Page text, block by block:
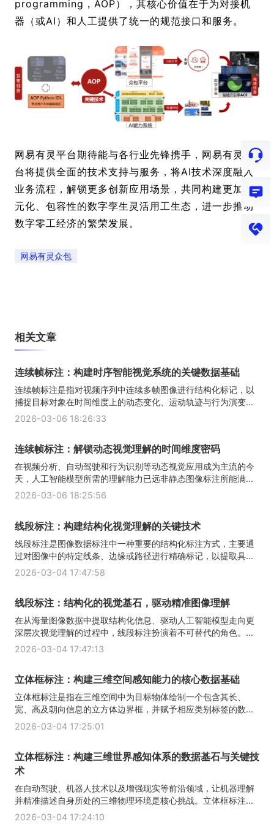
programming，AOP），其核心价值在于为对接机
器（或AI）和人工提供了统一的规范接口和服务。
网易有灵平台期待能与各行业先锋携手，网易有灵平
台将提供全面的技术支持与服务，将AI技术深度融入
业务流程，解锁更多创新应用场景，共同构建更加多
元化、包容性的数字孪生灵活用工生态，进一步推动
数字零工经济的繁荣发展。
网易有灵众包
相关文章
连续帧标注：构建时序智能视觉系统的关键数据基础
连续帧标注是指对视频序列中连续多帧图像进行结构化标记，以
捕捉目标对象在时间维度上的动态变化、运动轨迹与行为演变...
2026-03-06 18:26:33
连续帧标注：解锁动态视觉理解的时间维度密码
在视频分析、自动驾驶和行为识别等动态视觉应用成为主流的今
天，人工智能模型所需的理解能力已远非静态图像标注所能满...
2026-03-06 18:25:56
线段标注：构建结构化视觉理解的关键技术
线段标注是图像数据标注中一种重要的结构化标注方式，主要通
过对图像中的特定线条、边缘或路径进行精确标记，以提取具...
2026-03-04 17:47:58
线段标注：结构化的视觉基石，驱动精准图像理解
在从海量图像数据中提取结构化信息、驱动人工智能模型走向更
深层次视觉理解的过程中，线段标注扮演着不可替代的角色。...
2026-03-04 17:47:13
立体框标注：构建三维空间感知能力的核心数据基础
立体框标注是指在三维空间中为目标物体绘制一个包含其长、
宽、高及朝向信息的立方体边界框，并赋予相应类别标签的数...
2026-03-04 17:25:01
立体框标注：构建三维世界感知体系的数据基石与关键技
术
在自动驾驶、机器人技术以及增强现实等前沿领域，让机器理解
并精准描述自身所处的三维物理环境是核心挑战。立体框标注...
2026-03-04 17:24:10